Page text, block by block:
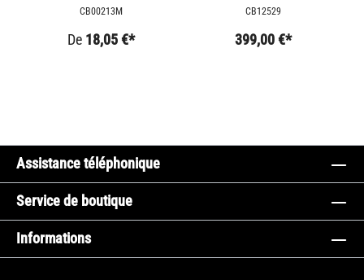
CB00213M
De 18,05 €*
CB12529
399,00 €*
Assistance téléphonique
Service de boutique
Informations